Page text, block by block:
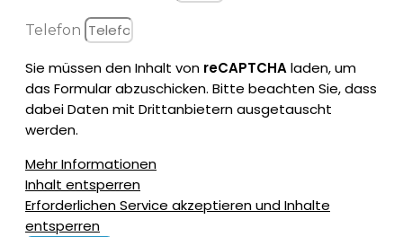
Telefon
Sie müssen den Inhalt von reCAPTCHAladen, um
das Formular abzuschicken. Bitte beachten Sie, dass
dabei Daten mit Drittanbietern ausgetauscht
werden.
Mehr Informationen
Inhalt entsperren
Erforderlichen Service akzeptieren und Inhalte
entsperren